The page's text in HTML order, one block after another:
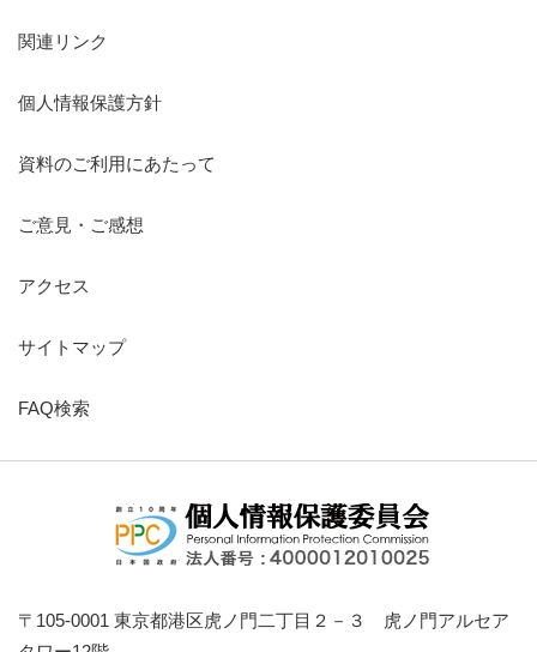
第361回 個人情報保護委員会
加について 他
令和8年6月17日
デジタル社会の実現に向けた重点計画に関する意
第359回 個人情報保護委員会
いて 他
関連リンク
個人情報保護方針
資料のご利用にあたって
ご意見・ご感想
アクセス
サイトマップ
FAQ検索
〒105-0001 東京都港区虎ノ門二丁目２－３ 虎ノ門アルセア